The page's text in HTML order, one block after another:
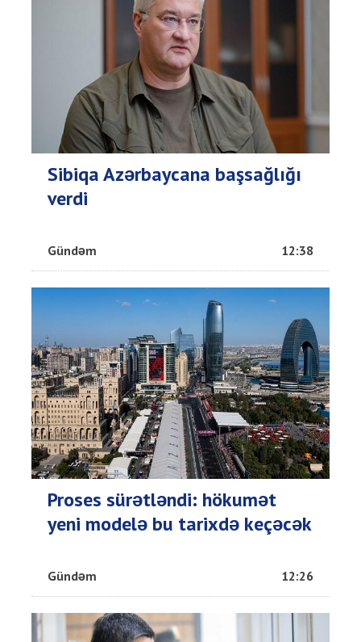
Sibiqa Azərbaycana başsağlığı
verdi
Gündəm 12:38
Proses sürətləndi: hökumət
yeni modelə bu tarixdə keçəcək
Gündəm 12:26